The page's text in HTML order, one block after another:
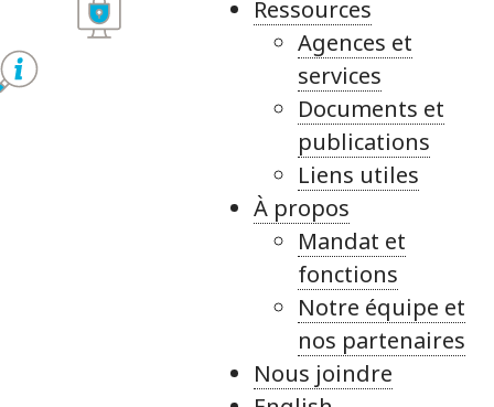
Ressources
Agences et
services
Documents et
publications
Liens utiles
À propos
Mandat et
fonctions
Notre équipe et
nos partenaires
Nous joindre